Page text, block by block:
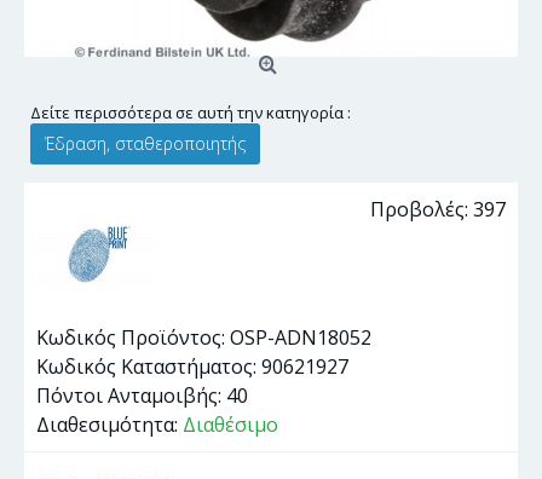
Δείτε περισσότερα σε αυτή την κατηγορία :
Έδραση, σταθεροποιητής
Προβολές: 397
Κωδικός Προϊόντος: OSP-ADN18052
Κωδικός Καταστήματος: 90621927
Πόντοι Ανταμοιβής: 40
Διαθεσιμότητα: Διαθέσιμο